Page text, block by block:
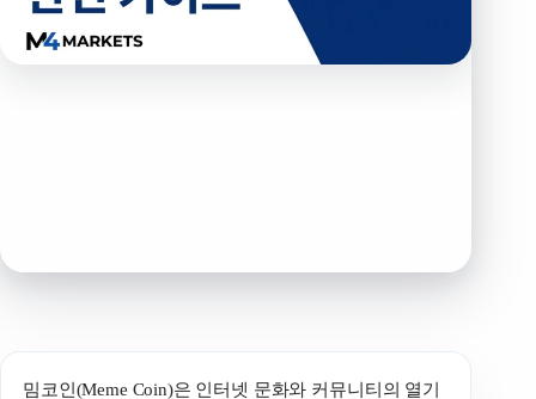
밈코인(Meme Coin)은 인터넷 문화와 커뮤니티의 열기